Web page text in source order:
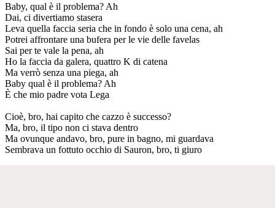
Baby, qual è il problema? Ah
Dai, ci divertiamo stasera
Leva quella faccia seria che in fondo è solo una cena, ah
Potrei affrontare una bufera per le vie delle favelas
Sai per te vale la pena, ah
Ho la faccia da galera, quattro K di catena
Ma verrò senza una piega, ah
Baby qual è il problema? Ah
È che mio padre vota Lega
Cioè, bro, hai capito che cazzo è successo?
Ma, bro, il tipo non ci stava dentro
Ma ovunque andavo, bro, pure in bagno, mi guardava
Sembrava un fottuto occhio di Sauron, bro, ti giuro